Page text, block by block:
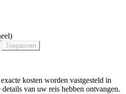
)
Toepassen
kosten worden vastgesteld in
van uw reis hebben ontvangen.